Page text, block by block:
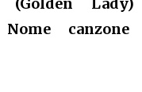
canzone